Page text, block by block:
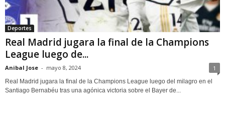
Deportes
Real Madrid jugara la final de la Champions
League luego de...
Anibal Jose - mayo 8, 2024 1
Real Madrid jugara la final de la Champions League luego del milagro en el
Santiago Bernabéu tras una agónica victoria sobre el Bayer de...